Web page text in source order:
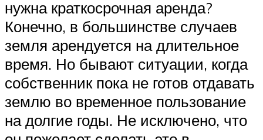
нужна краткосрочная аренда?
Конечно, в большинстве случаев
земля арендуется на длительное
время. Но бывают ситуации, когда
собственник пока не готов отдавать
землю во временное пользование
на долгие годы. Не исключено, что